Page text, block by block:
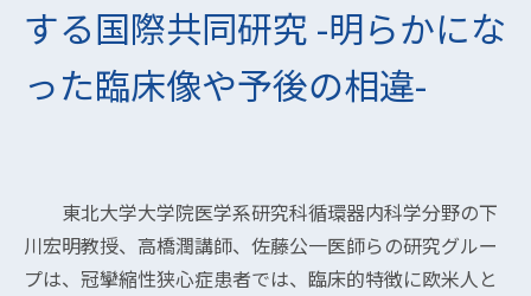
する国際共同研究 -明らかにな
った臨床像や予後の相違-
東北大学大学院医学系研究科循環器内科学分野の下
川宏明教授、高橋潤講師、佐藤公一医師らの研究グルー
プは、冠攣縮性狭心症患者では、臨床的特徴に欧米人と